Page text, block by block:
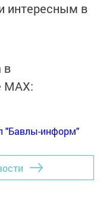
интересным в
в
MАХ:
"Бавлы-информ"